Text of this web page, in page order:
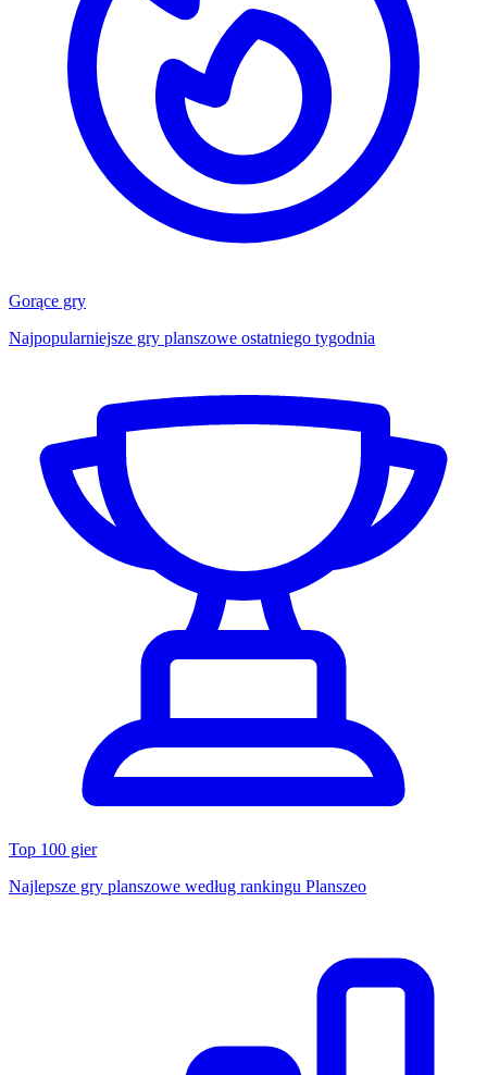
Gorące gry
Najpopularniejsze gry planszowe ostatniego tygodnia
Top 100 gier
Najlepsze gry planszowe według rankingu Planszeo